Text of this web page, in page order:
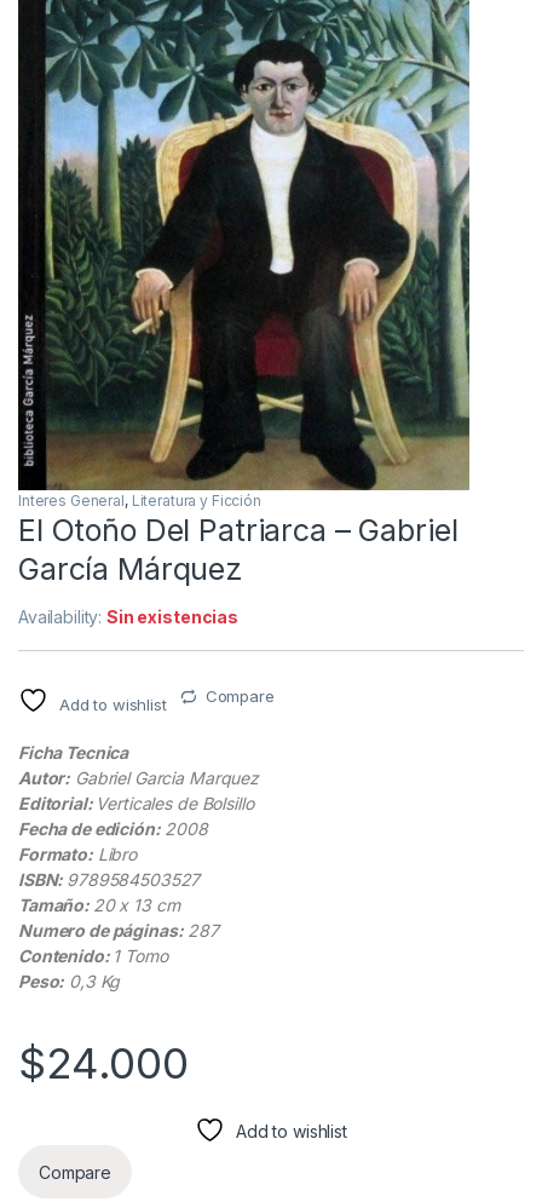
Interes General, Literatura y Ficción
El Otoño Del Patriarca – Gabriel
García Márquez
Availability:Sin existencias
Add to wishlist Compare
Ficha Tecnica
Autor: Gabriel Garcia Marquez
Editorial: Verticales de Bolsillo
Fecha de edición:2008
Formato:Libro
ISBN: 9789584503527
Tamaño: 20 x 13 cm
Numero de páginas:287
Contenido: 1 Tomo
Peso: 0,3 Kg
$24.000
Add to wishlist
Compare